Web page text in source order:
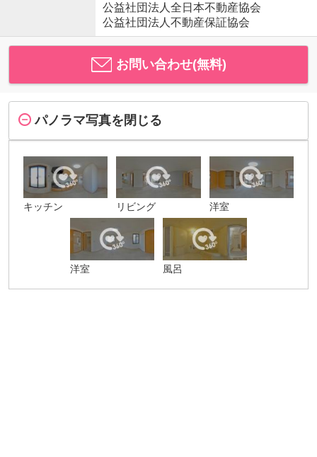
公益社団法人全日本不動産協会
公益社団法人不動産保証協会
お問い合わせ(無料)
パノラマ写真を閉じる
キッチン リビング 洋室
洋室 風呂